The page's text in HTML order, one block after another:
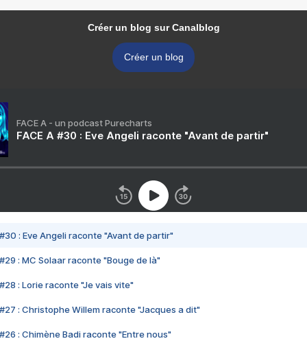
Créer un blog sur Canalblog
Créer un blog
FACE A - un podcast Purecharts
FACE A #30 : Eve Angeli raconte "Avant de partir"
#30 : Eve Angeli raconte "Avant de partir"
#29 : MC Solaar raconte "Bouge de là"
#28 : Lorie raconte "Je vais vite"
#27 : Christophe Willem raconte "Jacques a dit"
#26 : Chimène Badi raconte "Entre nous"